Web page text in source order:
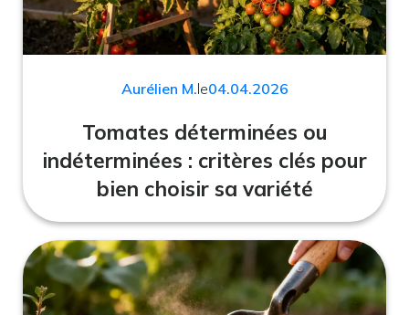
Aurélien M.le04.04.2026
Tomates déterminées ou
indéterminées : critères clés pour
bien choisir sa variété